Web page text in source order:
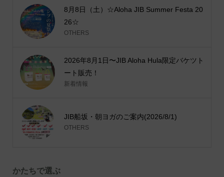
8月8日（土）☆Aloha JIB Summer Festa 20
26☆
OTHERS
2026年8月1日〜JIB Aloha Hula限定バケツト
ート販売！
新着情報
JIB船坂・朝ヨガのご案内(2026/8/1)
OTHERS
かたちで選ぶ